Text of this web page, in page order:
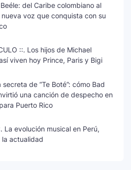
del Caribe colombiano al
nueva voz que conquista con su
::. Los hijos de Michael
viven hoy Prince, Paris y Bigi
secreta de “Te Boté”: cómo Bad
una canción de despecho en
Puerto Rico
La evolución musical en Perú,
actualidad